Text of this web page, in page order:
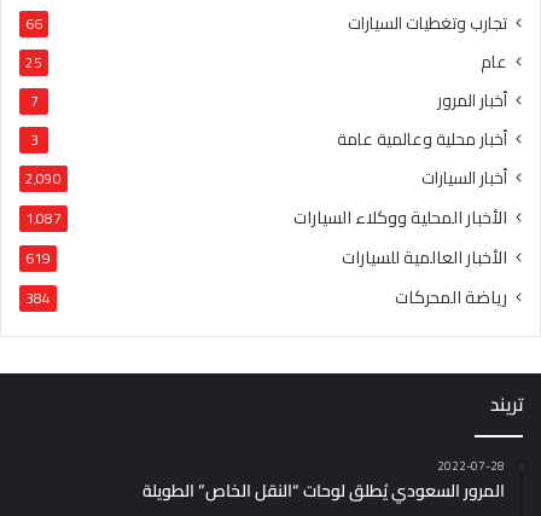
تجارب وتغطيات السيارات 66
عام 25
أخبار المرور 7
أخبار محلية وعالمية عامة 3
أخبار السيارات 2٬090
الأخبار المحلية ووكلاء السيارات 1٬087
الأخبار العالمية للسيارات 619
رياضة المحركات 384
تريند
2022-07-28
المرور السعودي يُطلق لوحات “النقل الخاص” الطويلة